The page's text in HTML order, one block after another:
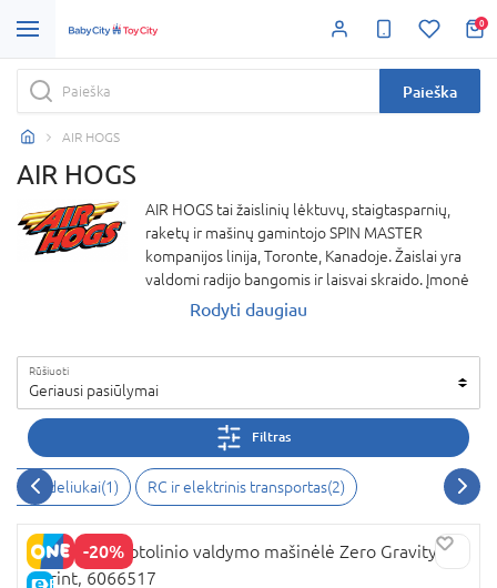
0
Paieška
AIR HOGS
AIR HOGS
AIR HOGS tai žaislinių lėktuvų, staigtasparnių,
raketų ir mašinų gamintojo SPIN MASTER
kompanijos linija, Toronte, Kanadoje. Žaislai yra
valdomi radijo bangomis ir laisvai skraido. Įmonė
įkurta 1996-iais, kuomet John Dixon ir Peter
tobulinti skirdami du metus ir pusę milijono
dolerių.
Rodyti daugiau
Rūšiuoti
Geriausi pasiūlymai
Filtras
ir modeliukai(1) RC ir elektrinis transportas(2)
-20%
E-KAINA
AIRHOGS nuotolinio valdymo mašinėlė Zero Gravity
Sprint, 6066517